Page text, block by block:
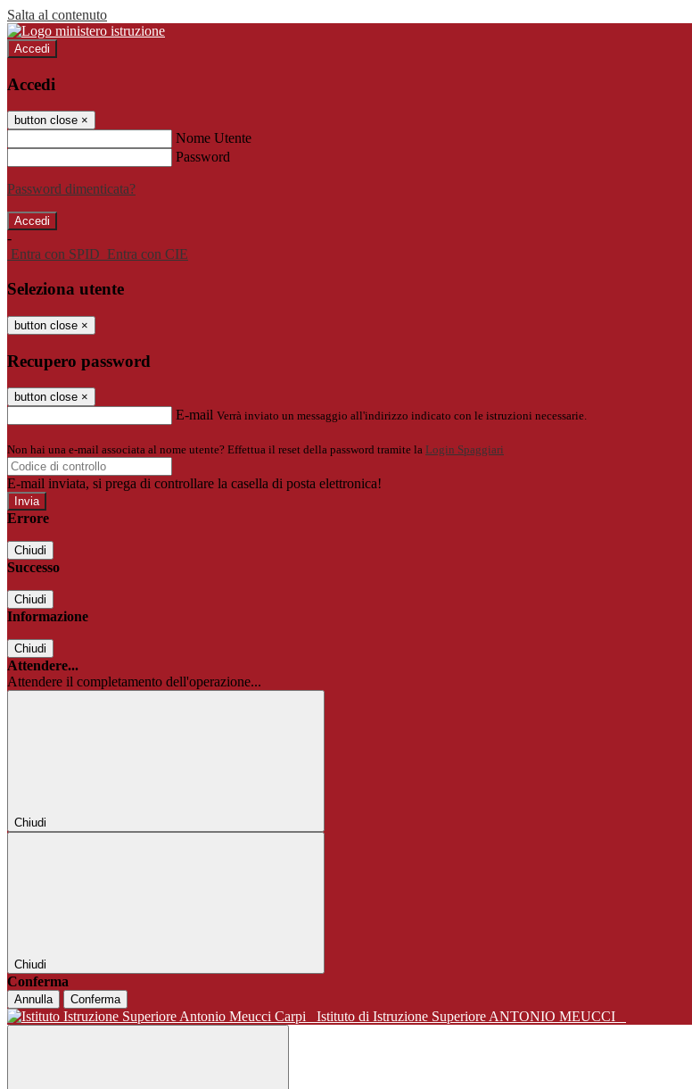
Salta al contenuto
Accedi
Accedi
button close ×
Nome Utente
Password
Password dimenticata?
-
Entra con SPID Entra con CIE
Seleziona utente
button close ×
Recupero password
button close ×
E-mail Verrà inviato un messaggio all'indirizzo indicato con le istruzioni necessarie.
Non hai una e-mail associata al nome utente? Effettua il reset della password tramite la Login Spaggiari
E-mail inviata, si prega di controllare la casella di posta elettronica!
Errore
Chiudi
Successo
Chiudi
Informazione
Chiudi
Attendere...
Attendere il completamento dell'operazione...
Chiudi
Chiudi
Conferma
Annulla Conferma
Istituto di Istruzione Superiore ANTONIO MEUCCI